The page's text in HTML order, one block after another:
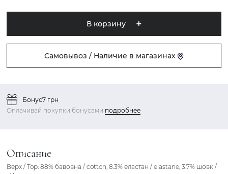
В корзину
Самовывоз / Наличие в магазинах
Бонус7 грн
Оплачивай покупки бонусами подробнее
Описание
Верх / Top: 88% бавовна / cotton; 8.3% еластан / elastane; 3.7% шовк /